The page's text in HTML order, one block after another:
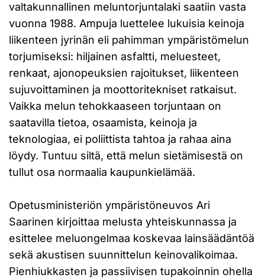
valtakunnallinen meluntorjuntalaki saatiin vasta
vuonna 1988. Ampuja luettelee lukuisia keinoja
liikenteen jyrinän eli pahimman ympäristömelun
torjumiseksi: hiljainen asfaltti, meluesteet,
renkaat, ajonopeuksien rajoitukset, liikenteen
sujuvoittaminen ja moottoritekniset ratkaisut.
Vaikka melun tehokkaaseen torjuntaan on
saatavilla tietoa, osaamista, keinoja ja
teknologiaa, ei poliittista tahtoa ja rahaa aina
löydy. Tuntuu siltä, että melun sietämisestä on
tullut osa normaalia kaupunkielämää.
Opetusministeriön ympäristöneuvos Ari
Saarinen kirjoittaa melusta yhteiskunnassa ja
esittelee meluongelmaa koskevaa lainsäädäntöä
sekä akustisen suunnittelun keinovalikoimaa.
Pienhiukkasten ja passiivisen tupakoinnin ohella